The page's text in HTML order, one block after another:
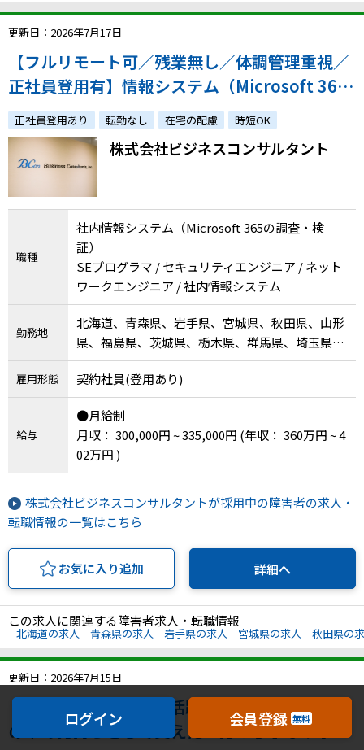
更新日：2026年7月17日
【フルリモート可／残業無し／体調管理重視／
正社員登用有】情報システム（Microsoft 365
の調査・検証）／体調への配慮やご家庭との両
立をしながら経験を活かしませんか？
正社員登用あり 転勤なし 在宅の配慮 時短OK
株式会社ビジネスコンサルタント
職種
社内情報システム（Microsoft 365の調査・検
証）
SEプログラマ / セキュリティエンジニア / ネット
ワークエンジニア / 社内情報システム
勤務地
北海道、青森県、岩手県、宮城県、秋田県、山形
県、福島県、茨城県、栃木県、群馬県、埼玉県、
千葉県、東京都、神奈川県、新潟県、富山県、石
川県、福井県、山梨県、長野県、岐阜県、静岡
県、愛知県、三重県、滋賀県、京都府、大阪府、
兵庫県、奈良県、和歌山県、鳥取県、島根県、岡
山県、広島県、山口県、徳島県、香川県、愛媛
県、高知県、福岡県、佐賀県、長崎県、熊本県、
大分県、宮崎県、鹿児島県、沖縄県
雇用形態 契約社員(登用あり)
給与
●月給制
月収： 300,000円 ~ 335,000円 (年収： 360万円 ~ 4
02万円 )
株式会社ビジネスコンサルタントが採用中の障害者の求人・
転職情報の一覧はこちら
お気に入り追加 詳細へ
この求人に関連する障害者求人・転職情報
北海道の求人 青森県の求人 岩手県の求人 宮城県の求人 秋田県の
更新日：2026年7月15日
【面接1回 / 40～50代活躍中 / 未経験歓迎】縁
の下の力持ちとして支えたい方！丁寧なサポー
ログイン 会員登録 無料